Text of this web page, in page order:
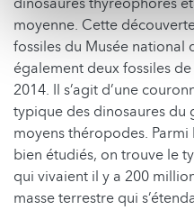
dinosaures thyréophores
moyenne. Cette
fossiles du Musée national
également deux fossiles
2014. Il s’agit d’une
typique des dinosaures
moyens théropodes.
bien étudiés, on trouve le
qui vivaient il y a 200
masse terrestre qui